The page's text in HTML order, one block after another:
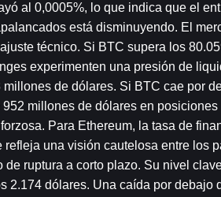
al 0,0005%, lo que indica que el
está disminuyendo. El
técnico. Si BTC supera los
experimenten una presión de
millones de dólares. Si BTC cae por
millones de dólares en
Para Ethereum, la tasa de
refleja una visión cautelosa entre los
de ruptura a corto plazo. Su nivel
2.174 dólares. Una caída por debajo